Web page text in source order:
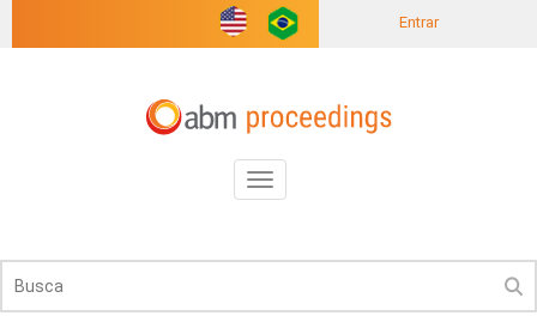
Entrar
Toggle
navigation